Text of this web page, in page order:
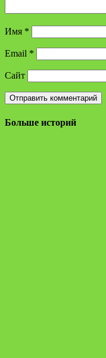
Имя *
Email *
Сайт
Больше историй